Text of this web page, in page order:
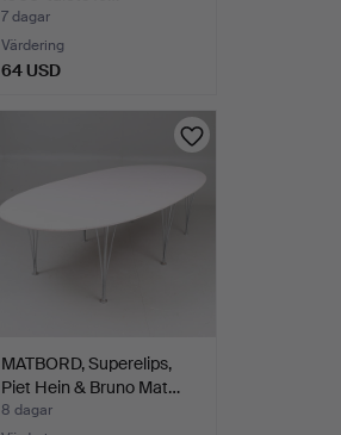
7 dagar
Värdering
64 USD
MATBORD, Superelips,
Piet Hein & Bruno Mat…
8 dagar